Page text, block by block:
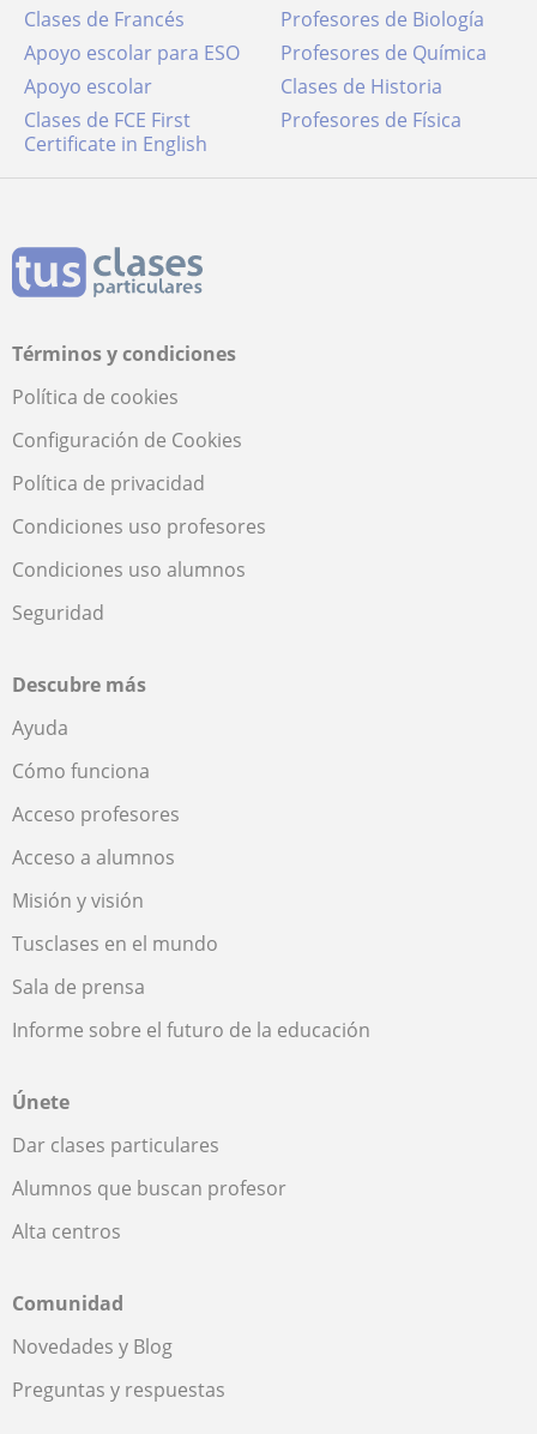
Clases de Francés
Profesores de Biología
Apoyo escolar para ESO
Profesores de Química
Apoyo escolar
Clases de Historia
Clases de FCE First
Certificate in English
Profesores de Física
Términos y condiciones
Política de cookies
Configuración de Cookies
Política de privacidad
Condiciones uso profesores
Condiciones uso alumnos
Seguridad
Descubre más
Ayuda
Cómo funciona
Acceso profesores
Acceso a alumnos
Misión y visión
Tusclases en el mundo
Sala de prensa
Informe sobre el futuro de la educación
Únete
Dar clases particulares
Alumnos que buscan profesor
Alta centros
Comunidad
Novedades y Blog
Preguntas y respuestas